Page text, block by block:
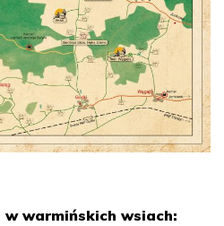
warmińskich wsiach: